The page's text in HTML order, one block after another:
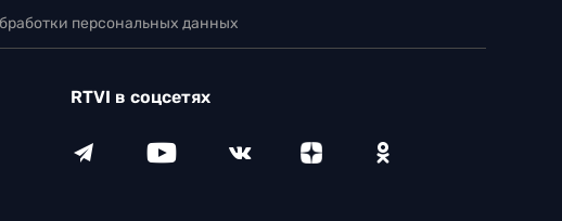
персональных данных
RTVI в соцсетях